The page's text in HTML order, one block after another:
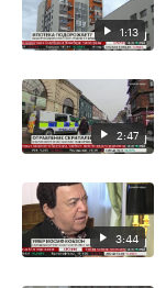
1:13
2:47
3:44